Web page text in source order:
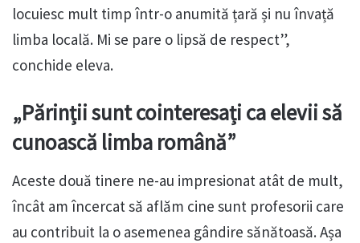
locuiesc mult timp într-o anumită țară și nu învață
limba locală. Mi se pare o lipsă de respect”,
conchide eleva.
„Părinții sunt cointeresați ca elevii să
cunoască limba română”
Aceste două tinere ne-au impresionat atât de mult,
încât am încercat să aflăm cine sunt profesorii care
au contribuit la o asemenea gândire sănătoasă. Așa